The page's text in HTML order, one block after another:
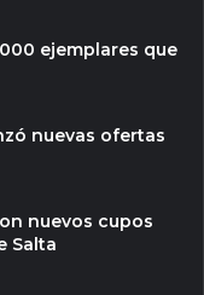
ejemplares que
nuevas ofertas
nuevos cupos
Salta